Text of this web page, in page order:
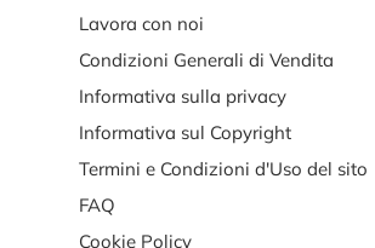
Lavora con noi
Condizioni Generali di Vendita
Informativa sulla privacy
Informativa sul Copyright
Termini e Condizioni d'Uso del sito
FAQ
Cookie Policy